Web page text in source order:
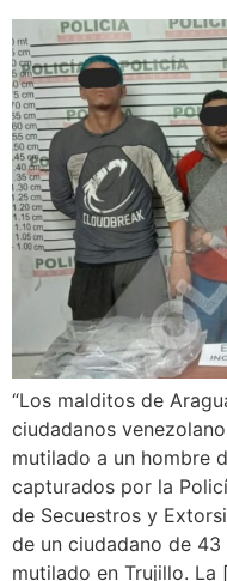
“Los malditos de
ciudadanos
mutilado a un hombre
capturados por la
de Secuestros y
de un ciudadano de
mutilado en Trujillo. La